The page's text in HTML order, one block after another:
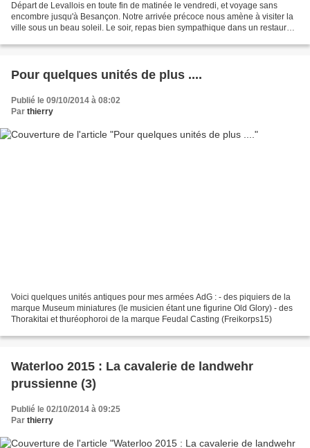
Départ de Levallois en toute fin de matinée le vendredi, et voyage sans
encombre jusqu'à Besançon. Notre arrivée précoce nous amène à visiter la
ville sous un beau soleil. Le soir, repas bien sympathique dans un restaurant
Pour quelques unités de plus ....
Publié le 09/10/2014 à 08:02
Par thierry
Voici quelques unités antiques pour mes armées AdG : - des piquiers de la
marque Museum miniatures (le musicien étant une figurine Old Glory) - des
Thorakitai et thuréophoroi de la marque Feudal Casting (Freikorps15)
Waterloo 2015 : La cavalerie de landwehr
prussienne (3)
Publié le 02/10/2014 à 09:25
Par thierry